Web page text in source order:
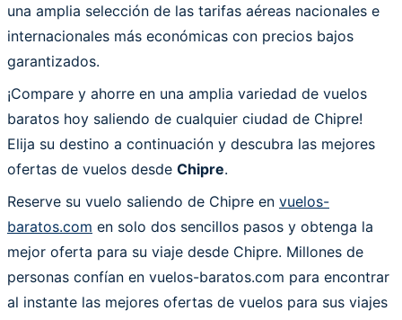
una amplia selección de las tarifas aéreas nacionales e
internacionales más económicas con precios bajos
garantizados.
¡Compare y ahorre en una amplia variedad de vuelos
baratos hoy saliendo de cualquier ciudad de Chipre!
Elija su destino a continuación y descubra las mejores
ofertas de vuelos desde Chipre.
Reserve su vuelo saliendo de Chipre en vuelos-
baratos.com en solo dos sencillos pasos y obtenga la
mejor oferta para su viaje desde Chipre. Millones de
personas confían en vuelos-baratos.com para encontrar
al instante las mejores ofertas de vuelos para sus viajes